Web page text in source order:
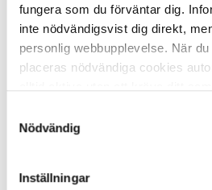
fungera som du förväntar dig.
inte nödvändigsvist dig direkt,
personlig webbupplevelse. När
placeras nödvändiga cookies
dess funktioner. Vi respekterar
välja vilka ytterligare cookies
marknadsföring och
Klicka på de olika
Nödvändig
Inställningar